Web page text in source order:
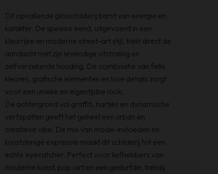
Dit opvallende glasschilderij barst van energie en
karakter. De speelse eend, uitgevoerd in een
kleurrijke en moderne street-art stijl, trekt direct de
aandacht met zijn levendige uitstraling en
zelfverzekerde houding. De combinatie van felle
kleuren, grafische elementen en luxe details zorgt
voor een unieke en eigentijdse look.
De achtergrond vol graffiti, hartjes en dynamische
verfspatten geeft het geheel een urban en
creatieve vibe. De mix van mode-invloeden en
kunstzinnige expressie maakt dit schilderij tot een
echte eyecatcher. Perfect voor liefhebbers van
moderne kunst, pop-art en een gedurfde, trendy